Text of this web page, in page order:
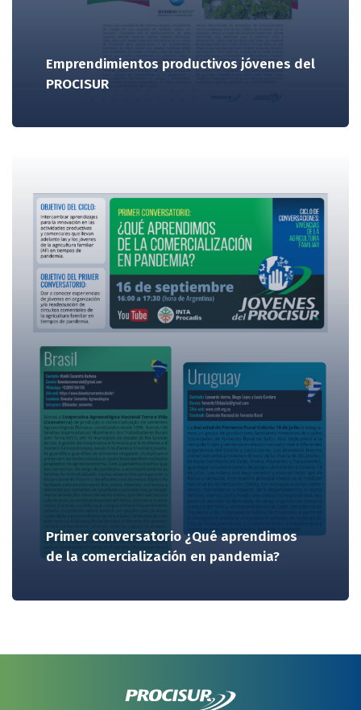
Emprendimientos productivos jóvenes del
PROCISUR
Primer conversatorio ¿Qué aprendimos
de la comercialización en pandemia?